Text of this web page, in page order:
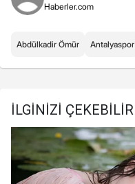
Haberler.com
Abdülkadir Ömür Antalyaspor